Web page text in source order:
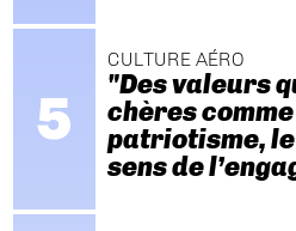
CULTURE AÉRO
"Des valeurs
chères
patriotisme,
sens de